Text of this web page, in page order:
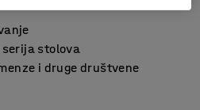
stolova
i druge društvene